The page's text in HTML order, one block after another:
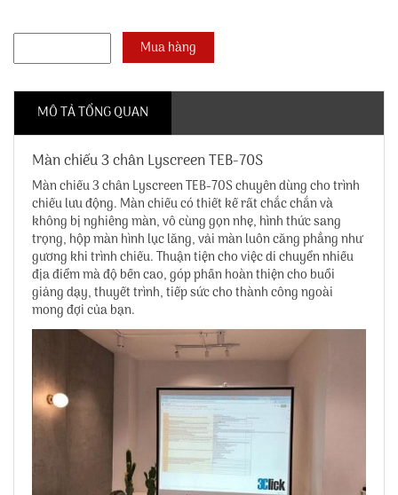
MÔ TẢ TỔNG QUAN
Màn chiếu 3 chân Lyscreen TEB-70S
Màn chiếu 3 chân Lyscreen TEB-70Schuyên dùng cho trình
chiếu lưu động. Màn chiếu có thiết kế rất chắc chắn và
không bị nghiêng màn, vô cùng gọn nhẹ, hình thức sang
trọng, hộp màn hình lục lăng, vải màn luôn căng phẳng như
gương khi trình chiếu. Thuận tiện cho việc di chuyển nhiều
địa điểm mà độ bền cao, góp phần hoàn thiện cho buổi
giảng dạy, thuyết trình, tiếp sức cho thành công ngoài
mong đợi của bạn.